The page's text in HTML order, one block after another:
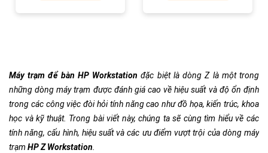
Máy trạm để bàn HP Workstation đặc biệt là dòng Z là một trong
những dòng máy trạm được đánh giá cao về hiệu suất và độ ổn định
trong các công việc đòi hỏi tính năng cao như đồ họa, kiến trúc, khoa
học và kỹ thuật. Trong bài viết này, chúng ta sẽ cùng tìm hiểu về các
tính năng, cấu hình, hiệu suất và các ưu điểm vượt trội của dòng máy
trạm HP Z Workstation.